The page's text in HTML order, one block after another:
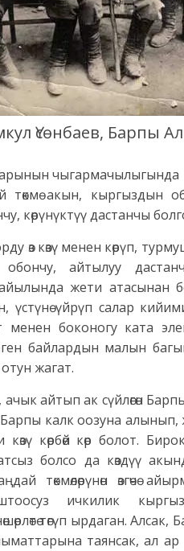
Үсөнбаев, Барпы
чыгармачылыгында
төкмө акын, кыргыздын
көрүнүктүү дастанчы
өз көзү менен көрүп,
обончу, айтылуу
жети атасынан
үстүнө үйрүп салар
менен боконогу ката
байлардын малын
отун жагат.
айтып ак сүйлөгөн
калк оозуна алынып,
көзү көрбөй көр болот.
болсо да көздүү
төкмөлөрүнөн өзгөчө
ичкилик
төгүп ырдаган.
таянсак, ал